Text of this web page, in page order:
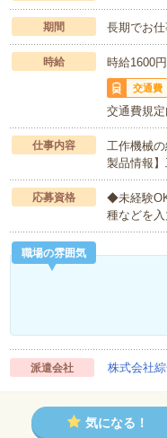
期間 長期でお仕
時給 時給1600円
交通費
交通費規
仕事内容
工作機械
製品情報
応募資格
◆未経験
種などを
職場の雰囲気
派遣会社 株式会社
気になる！